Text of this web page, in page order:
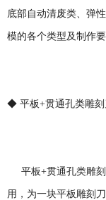
底部自动清废类、弹
模的各个类型及制作
◆ 平板+贯通孔类雕刻
平板+贯通孔类雕刻
用，为一块平板雕刻